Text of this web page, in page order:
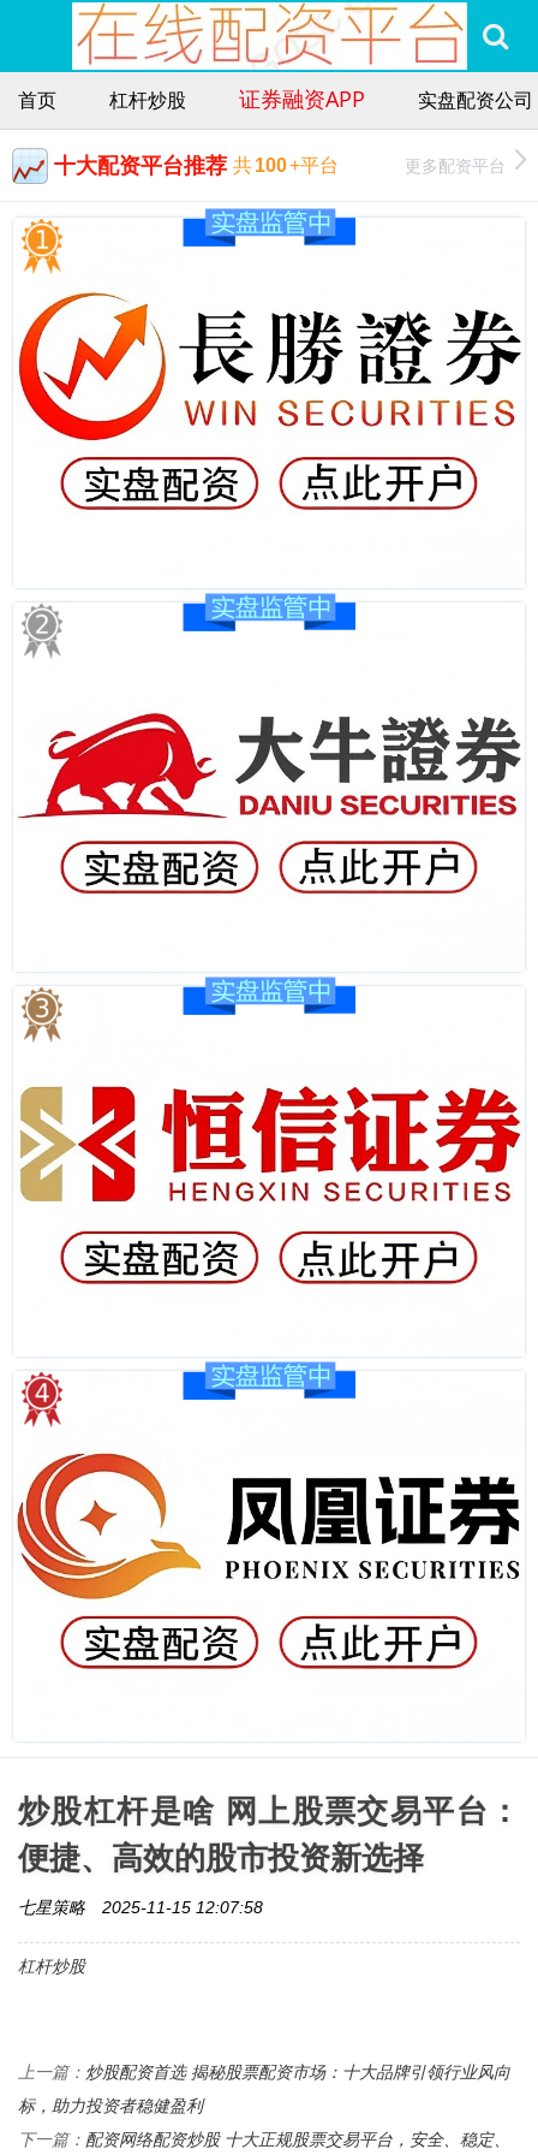
首页 杠杆炒股 证券融资APP 实盘配资公司
十大配资平台推荐 共100+平台 更多配资平台
炒股杠杆是啥 网上股票交易平台：
便捷、高效的股市投资新选择
七星策略 2025-11-15 12:07:58
杠杆炒股
上一篇： 炒股配资首选 揭秘股票配资市场：十大品牌引领行业风向
标，助力投资者稳健盈利
下一篇： 配资网络配资炒股 十大正规股票交易平台，安全、稳定、